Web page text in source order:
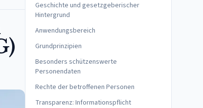
Geschichte und gesetzgeberischer
Hintergrund
Anwendungsbereich
Grundprinzipien
Besonders schützenswerte
Personendaten
Rechte der betroffenen Personen
Transparenz: Informationspflicht